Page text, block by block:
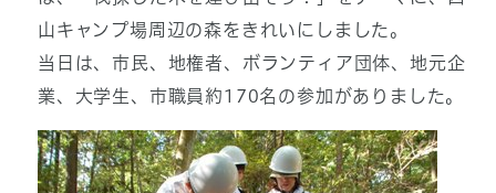
山キャンプ場周辺の森をきれいにしました。
当日は、市民、地権者、ボランティア団体、地元企
業、大学生、市職員約170名の参加がありました。